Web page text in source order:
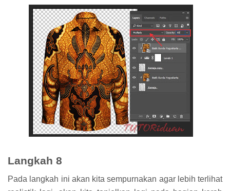
Langkah 8
Pada langkah ini akan kita sempurnakan agar lebih terlihat